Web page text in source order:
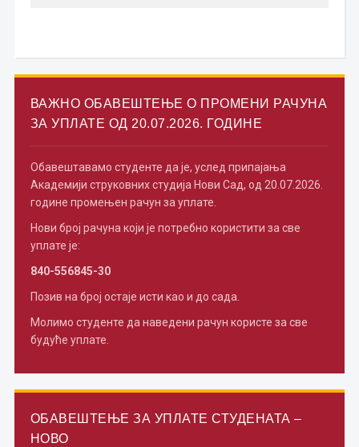
ВАЖНО ОБАВЕШТЕЊЕ О ПРОМЕНИ РАЧУНА
ЗА УПЛАТЕ ОД 20.07.2026. ГОДИНЕ
Обавештавамо студенте да је, услед припајања
Академији струковних студија Нови Сад, од 20.07.2026.
године промењен рачун за уплате.
Нови број рачуна који је потребно користити за све
уплате је:
840-556845-30
Позив на број остаје исти као и до сада.
Молимо студенте да наведени рачун користе за све
будуће уплате.
ОБАВЕШТЕЊЕ ЗА УПЛАТЕ СТУДЕНАТА –
НОВО